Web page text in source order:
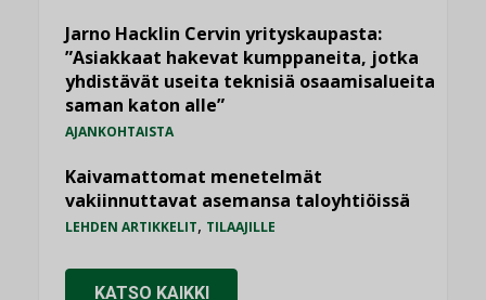
Jarno Hacklin Cervin yrityskaupasta:
”Asiakkaat hakevat kumppaneita, jotka
yhdistävät useita teknisiä osaamisalueita
saman katon alle”
AJANKOHTAISTA
Kaivamattomat menetelmät
vakiinnuttavat asemansa taloyhtiöissä
LEHDEN ARTIKKELIT, TILAAJILLE
KATSO KAIKKI